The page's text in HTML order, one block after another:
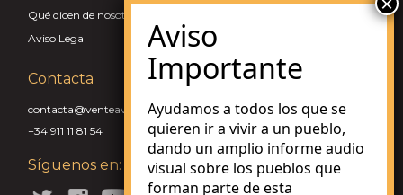
Qué dicen de nosotros
Aviso Legal
Contacta
contacta@venteaviviraunpueblo.com
+34 911 11 81 54
Síguenos en:
Ayudamos a todos los que se
quieren ir a vivir a un pueblo,
dando un amplio informe audio
visual sobre los pueblos que
forman parte de esta